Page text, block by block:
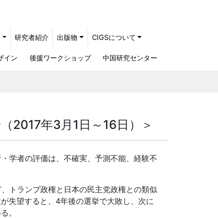
研究者紹介 出版物 CIGSについて
イン 後援ワークショップ 中国研究センター
2017年3月1日～16日）＞
学者の評価は、不確実、予測不能、経験不
トランプ政権と日本の民主党政権との類似
失望すると、4年後の選挙で大敗し、次に
。